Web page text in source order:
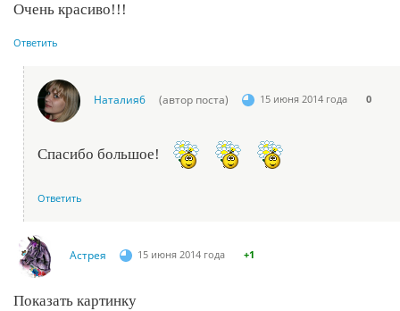
Очень красиво!!!
Ответить
Наталия6 (автор поста) 15 июня 2014 года 0
Спасибо большое!
Ответить
Астрея 15 июня 2014 года +1
Показать картинку